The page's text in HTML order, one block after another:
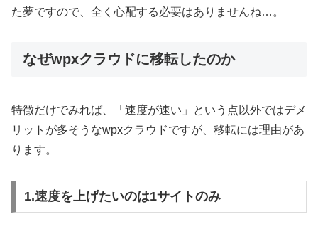
た夢ですので、全く心配する必要はありませんね…。
なぜwpxクラウドに移転したのか
特徴だけでみれば、「速度が速い」という点以外ではデメ
リットが多そうなwpxクラウドですが、移転には理由があ
ります。
1.速度を上げたいのは1サイトのみ